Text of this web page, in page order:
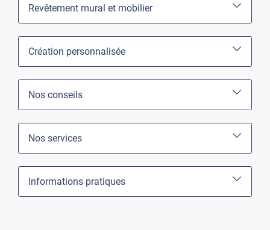
Revêtement mural et mobilier
Création personnalisée
Nos conseils
Nos services
Informations pratiques